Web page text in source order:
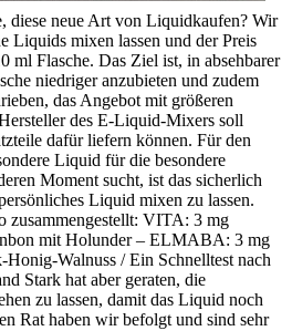
diese neue Art von Liquidkaufen? Wir
Liquids mixen lassen und der Preis
ml Flasche. Das Ziel ist, in absehbarer
niedriger anzubieten und zudem
das Angebot mit größeren
des E-Liquid-Mixers soll
dafür liefern können. Für den
Liquid für die besondere
Moment sucht, ist das sicherlich
Liquid mixen zu lassen.
zusammengestellt: VITA: 3 mg
mit Holunder – ELMABA: 3 mg
Walnuss / Ein Schnelltest nach
Stark hat aber geraten, die
zu lassen, damit das Liquid noch
Rat haben wir befolgt und sind sehr